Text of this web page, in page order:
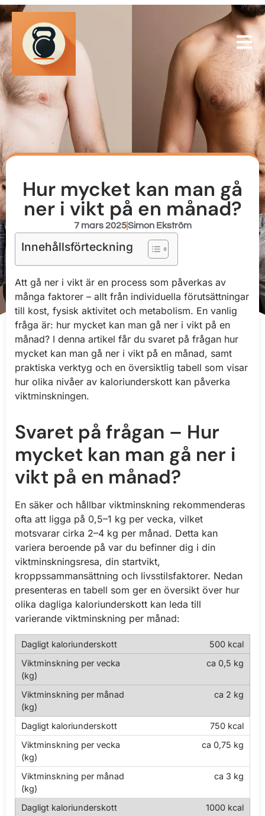
Hur mycket kan man gå
ner i vikt på en månad?
7 mars 2025Simon Ekström
Innehållsförteckning
Att gå ner i vikt är en process som påverkas av
många faktorer – allt från individuella förutsättningar
till kost, fysisk aktivitet och metabolism. En vanlig
fråga är: hur mycket kan man gå ner i vikt på en
månad? I denna artikel får du svaret på frågan hur
mycket kan man gå ner i vikt på en månad, samt
praktiska verktyg och en översiktlig tabell som visar
hur olika nivåer av kaloriunderskott kan påverka
viktminskningen.
Svaret på frågan – Hur
mycket kan man gå ner i
vikt på en månad?
En säker och hållbar viktminskning rekommenderas
ofta att ligga på 0,5–1 kg per vecka, vilket
motsvarar cirka 2–4 kg per månad. Detta kan
variera beroende på var du befinner dig i din
viktminskningsresa, din startvikt,
kroppssammansättning och livsstilsfaktorer. Nedan
presenteras en tabell som ger en översikt över hur
olika dagliga kaloriunderskott kan leda till
varierande viktminskning per månad:
500 kcal
ca 0,5 kg
ca 2 kg
750 kcal
ca 0,75 kg
ca 3 kg
1000 kcal